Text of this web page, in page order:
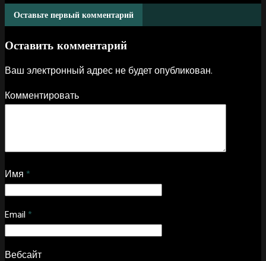
Оставьте первый комментарий
Оставить комментарий
Ваш электронный адрес не будет опубликован.
Комментировать
Имя *
Email *
Вебсайт